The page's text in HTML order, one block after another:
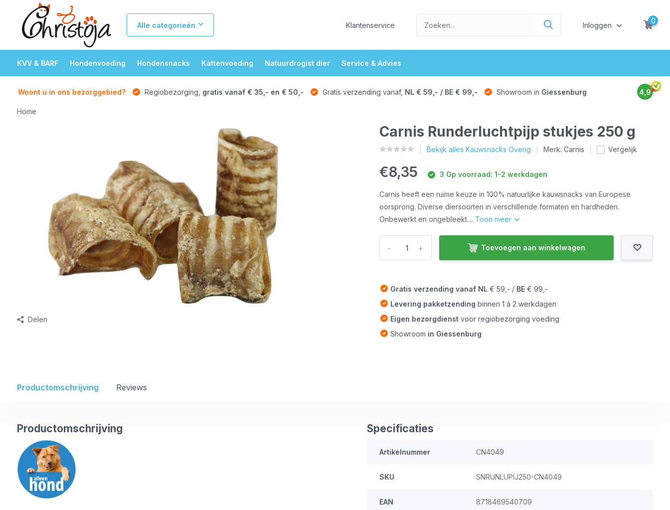
Alle categorieën Klantenservice Inloggen
0
KVV & BARF Hondenvoeding Hondensnacks Kattenvoeding Natuurdrogist dier Service & Advies
Woont u in ons bezorggebied? Regiobezorging, gratis vanaf € 35,- en € 50,- Gratis verzending vanaf, NL € 59,- / BE € 99,- Showroom in Giessenburg 4,9
Home
Delen
Carnis Runderluchtpijp stukjes 250 g
Bekijk alles Kauwsnacks Overig Merk:Carnis Vergelijk
€8,35 3 Op voorraad: 1-2 werkdagen
Carnis heeft een ruime keuze in 100% natuurlijke kauwsnacks van Europese
oorsprong. Diverse diersoorten in verschillende formaten en hardheden.
Onbewerkt en ongebleekt.... Toon meer
+
- Toevoegen aan winkelwagen
Gratis verzending vanaf NL € 59,- / BE € 99,-
Levering pakketzendingbinnen 1 á 2 werkdagen
Eigen bezorgdienstvoor regiobezorging voeding
Showroom in Giessenburg
Productomschrijving Reviews
Productomschrijving Specificaties
Artikelnummer CN4049
SKU SNRUNLUPIJ250-CN4049
EAN 8718469540709